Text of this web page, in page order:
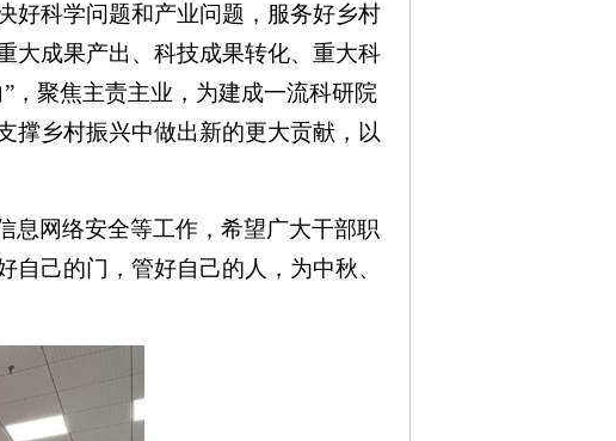
好科学问题和产业问题，服务好乡村
大成果产出、科技成果转化、重大科
，聚焦主责主业，为建成一流科研院
撑乡村振兴中做出新的更大贡献，以
息网络安全等工作，希望广大干部职
己的门，管好自己的人，为中秋、